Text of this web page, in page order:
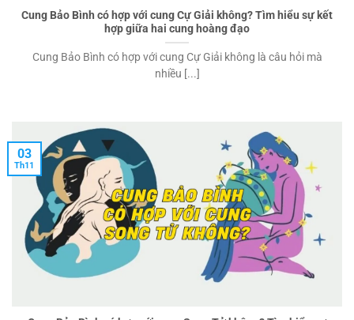
Cung Bảo Bình có hợp với cung Cự Giải không? Tìm hiểu sự kết
hợp giữa hai cung hoàng đạo
Cung Bảo Bình có hợp với cung Cự Giải không là câu hỏi mà
nhiều [...]
03
Th11